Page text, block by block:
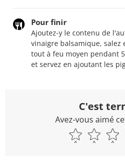
Pour finir
Ajoutez-y le contenu de
vinaigre balsamique, salez
tout à feu moyen pendant
et servez en ajoutant les
C'est
Avez-vous aimé